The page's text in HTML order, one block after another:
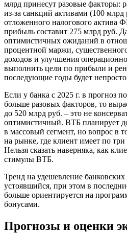
млрд принесут разовые факторы:
из-за санкций активами (100
отложенного налогового актива
прибыль составит 275 млрд руб.
оптимистичных ожиданий в
процентной маржи,
доходов и улучшения
выполнить цели по прибыли и
последующие годы будет
Если у банка с 2025 г. в прогноз
больше разовых факторов, то
до 520 млрд руб. – это не
оптимистичный. ВТБ планирует
в массовый сегмент, но вопрос в
на рынке, где клиент имеет по
Нельзя сказать наверняка, как
стимулы ВТБ.
Тренд на удешевление
устоявшийся, при этом в
больше ориентируется на
бонусами.
Прогнозы и оценки